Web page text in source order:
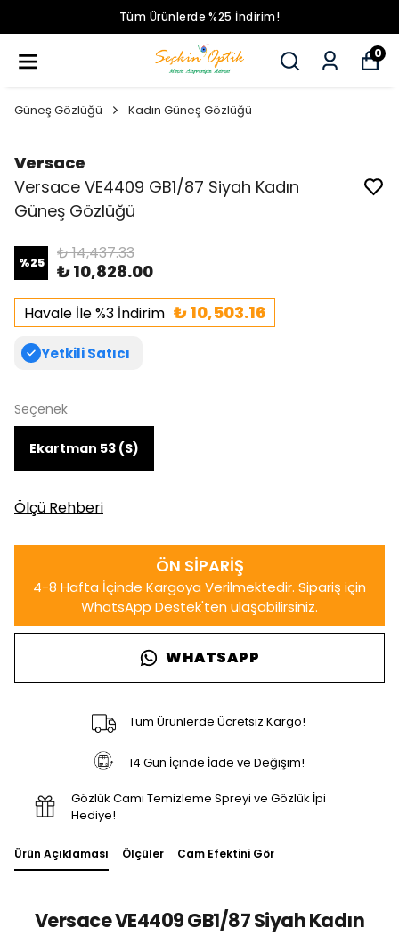
Tüm Ürünlerde %25 İndirim!
0
Güneş Gözlüğü Kadın Güneş Gözlüğü
Versace
Versace VE4409 GB1/87 Siyah Kadın
Güneş Gözlüğü
%25 ₺ 14,437.33
₺ 10,828.00
Havale İle %3 İndirim ₺ 10,503.16
Yetkili Satıcı
Seçenek
Ekartman 53 (S)
Ölçü Rehberi
WHATSAPP
Tüm Ürünlerde Ücretsiz Kargo!
14 Gün İçinde İade ve Değişim!
Gözlük Camı Temizleme Spreyi ve Gözlük İpi
Hediye!
Ürün Açıklaması Ölçüler Cam Efektini Gör
Versace VE4409 GB1/87 Siyah Kadın